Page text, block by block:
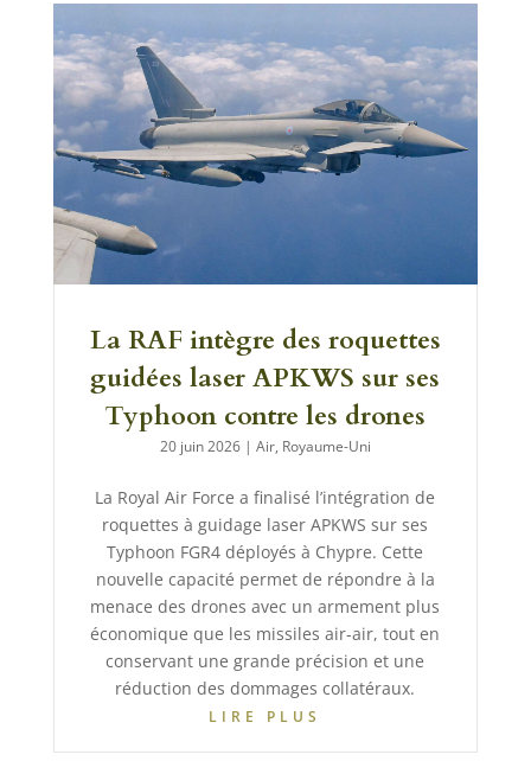
La RAF intègre des roquettes
guidées laser APKWS sur ses
Typhoon contre les drones
20 juin 2026| Air, Royaume-Uni
La Royal Air Force a finalisé l’intégration de
roquettes à guidage laser APKWS sur ses
Typhoon FGR4 déployés à Chypre. Cette
nouvelle capacité permet de répondre à la
menace des drones avec un armement plus
économique que les missiles air-air, tout en
conservant une grande précision et une
réduction des dommages collatéraux.
LIRE PLUS